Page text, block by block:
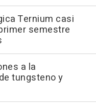
Ternium casi
semestre
a la
tungsteno y